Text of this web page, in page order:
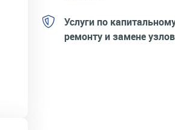
Услуги по
ремонту и замене узлов